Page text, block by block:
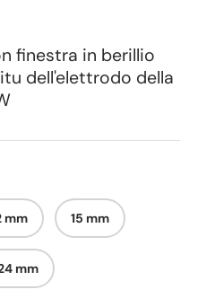
finestra in berillio
dell'elettrodo della
mm 15 mm
mm